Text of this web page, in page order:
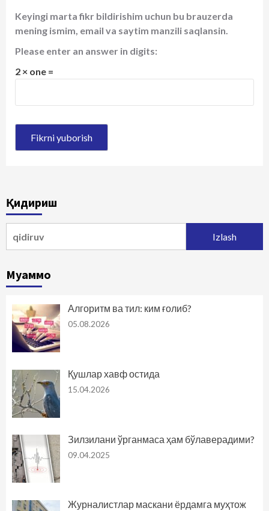
Keyingi marta fikr bildirishim uchun bu brauzerda
mening ismim, email va saytim manzili saqlansin.
Please enter an answer in digits:
2 × one =
Қидириш
Муаммо
Алгоритм ва тил: ким ғолиб?
05.08.2026
Қушлар хавф остида
15.04.2026
Зилзилани ўрганмаса ҳам бўлаверадими?
09.04.2025
Журналистлар маскани ёрдамга муҳтож